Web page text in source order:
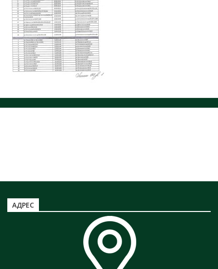
ЗАХОРОНЕНИЕ ОТХОДОВ
НОРМАТИВНЫЕ ДОКУМЕНТЫ
ЮРИДИЧЕСКИМ ЛИЦАМ
ЗАХОРОНЕНИЕ ТКО
Информация по захоронению НКО
Информация по полигону ТБО г. Минусинск
АДРЕС